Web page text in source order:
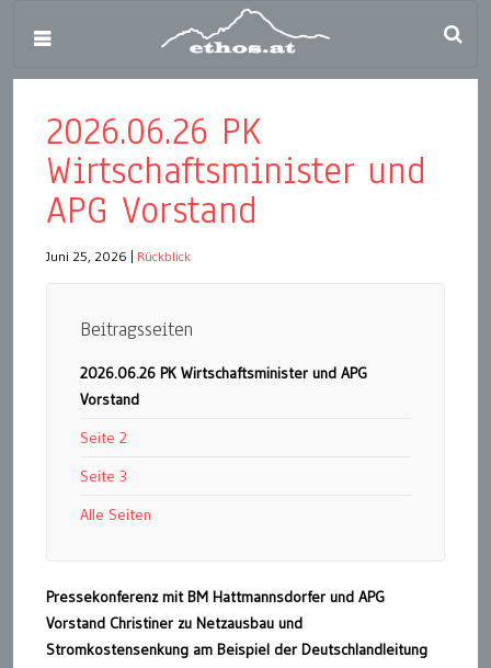
2026.06.26 PK
Wirtschaftsminister und
APG Vorstand
Juni 25, 2026 Rückblick
Beitragsseiten
2026.06.26 PK Wirtschaftsminister und APG
Vorstand
Seite 2
Seite 3
Alle Seiten
Pressekonferenz mit BM Hattmannsdorfer und APG
Vorstand Christiner zu Netzausbau und
Stromkostensenkung am Beispiel der Deutschlandleitung